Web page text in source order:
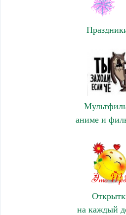
аниме и
на каждый